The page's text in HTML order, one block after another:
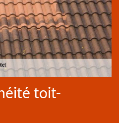
toit-